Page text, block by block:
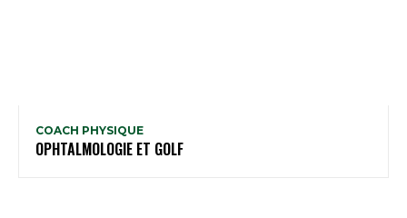
COACH PHYSIQUE
OPHTALMOLOGIE ET GOLF